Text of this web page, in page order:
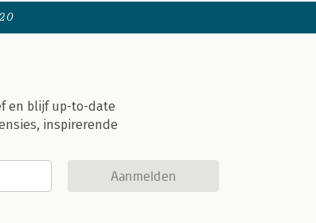
en blijf up-to-date
inspirerende
Aanmelden